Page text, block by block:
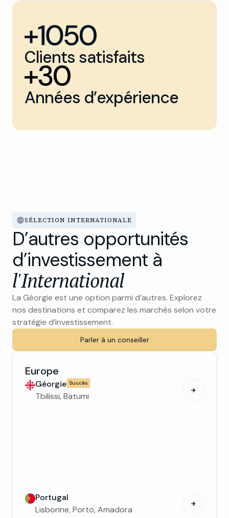
Clients satisfaits
Années d’expérience
SÉLECTION INTERNATIONALE
D’autres opportunités
d’investissement à
l'International
La Géorgie est une option parmi d’autres. Explorez
nos destinations et comparez les marchés selon votre
stratégie d’investissement.
Parler à un conseiller
Europe
Géorgie Succès
Tbilissi, Batumi
Portugal
Lisbonne, Porto, Amadora